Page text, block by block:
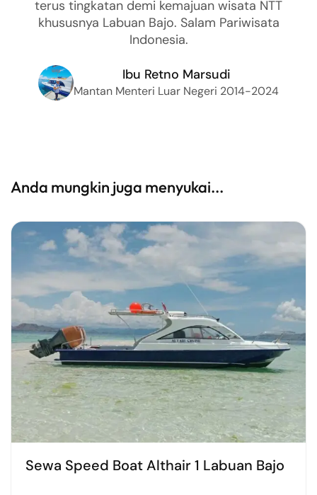
terus tingkatan demi kemajuan wisata NTT
khususnya Labuan Bajo. Salam Pariwisata
Indonesia.
Ibu Retno Marsudi
Mantan Menteri Luar Negeri 2014-2024
Anda mungkin juga menyukai...
Sewa Speed Boat Althair 1 Labuan Bajo